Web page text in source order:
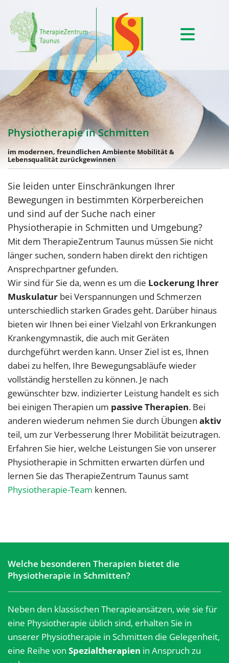
Physiotherapie in Schmitten
im modernen, freundlichen Ambiente Mobilität &
Lebensqualität zurückgewinnen
Sie leiden unter Einschränkungen Ihrer
Bewegungen in bestimmten Körperbereichen
und sind auf der Suche nach einer
Physiotherapie in Schmitten und Umgebung?
Mit dem TherapieZentrum Taunus müssen Sie nicht
länger suchen, sondern haben direkt den richtigen
Ansprechpartner gefunden.
Wir sind für Sie da, wenn es um die Lockerung Ihrer
Muskulatur bei Verspannungen und Schmerzen
unterschiedlich starken Grades geht. Darüber hinaus
bieten wir Ihnen bei einer Vielzahl von Erkrankungen
Krankengymnastik, die auch mit Geräten
durchgeführt werden kann. Unser Ziel ist es, Ihnen
dabei zu helfen, Ihre Bewegungsabläufe wieder
vollständig herstellen zu können. Je nach
gewünschter bzw. indizierter Leistung handelt es sich
bei einigen Therapien um passive Therapien. Bei
anderen wiederum nehmen Sie durch Übungen aktiv
teil, um zur Verbesserung Ihrer Mobilität beizutragen.
Erfahren Sie hier, welche Leistungen Sie von unserer
Physiotherapie in Schmitten erwarten dürfen und
lernen Sie das TherapieZentrum Taunus samt
Physiotherapie-Team kennen.
Welche besonderen Therapien bietet die
Physiotherapie in Schmitten?
Neben den klassischen Therapieansätzen, wie sie für
eine Physiotherapie üblich sind, erhalten Sie in
unserer Physiotherapie in Schmitten die Gelegenheit,
eine Reihe von Spezialtherapien in Anspruch zu